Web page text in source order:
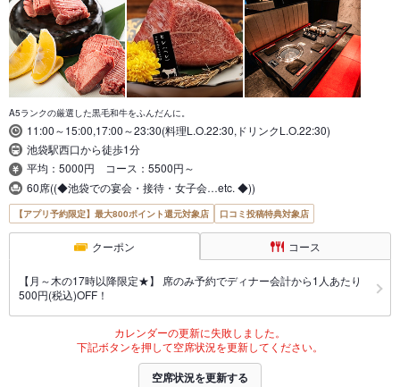
A5ランクの厳選した黒毛和牛をふんだんに。
11:00～15:00,17:00～23:30(料理L.O.22:30,ドリンクL.O.22:30)
池袋駅西口から徒歩1分
平均：5000円 コース：5500円～
60席((◆池袋での宴会・接待・女子会…etc. ◆))
【アプリ予約限定】最大800ポイント還元対象店 口コミ投稿特典対象店
クーポン コース
【月～木の17時以降限定★】 席のみ予約でディナー会計から1人あたり
500円(税込)OFF！
カレンダーの更新に失敗しました。
下記ボタンを押して空席状況を更新してください。
空席状況を更新する